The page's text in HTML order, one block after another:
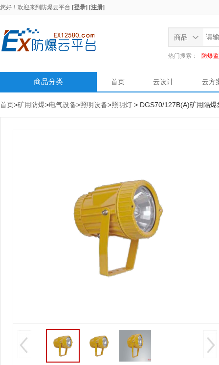
您好！欢迎来到 防爆云平台 [登录] [注册]
商品
热门搜索： 防爆
商品分类 首页 云设计 云方
首页>矿用防爆>电气设备>照明设备>照明灯 > DGS70/127B(A)矿用隔爆